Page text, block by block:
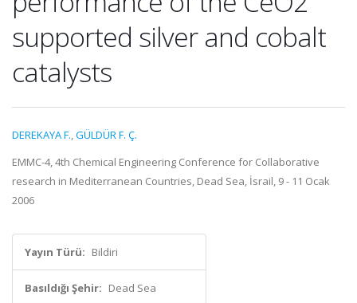
supported silver and cobalt
catalysts
DEREKAYA F.,GÜLDÜR F. Ç.
EMMC-4, 4th Chemical Engineering Conference for Collaborative
research in Mediterranean Countries, Dead Sea, İsrail, 9 - 11 Ocak
2006
Yayın Türü: Bildiri
Basıldığı Şehir: Dead Sea